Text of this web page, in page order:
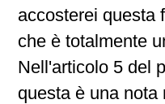
accosterei questa
che è totalmente
Nell'articolo 5 del
questa è una